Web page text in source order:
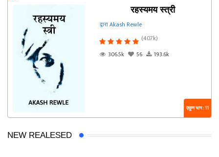
रहस्यमय स्त्री
द्वारा Akash Rewle
(407k)
306.5k
56 193.6k
एकूण भाग : 11
NEW REALESED